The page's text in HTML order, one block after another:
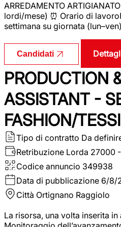
ARREDAMENTO
lordi/mese) ⏰ Orario di
settimana su giornata (lun–ven)
Candidati
PRODUCTION
ASSISTANT -
FASHION/
Tipo di contratto Da
Retribuzione Lorda 27000
Codice annuncio 349938
Data di pubblicazione 6/8/
Città Ortignano Raggiolo
La risorsa, una volta inserita